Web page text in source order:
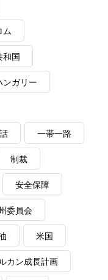
ム
和国
ンガリー
一帯一路
制裁
安全保障
委員会
米国
カン成長計画